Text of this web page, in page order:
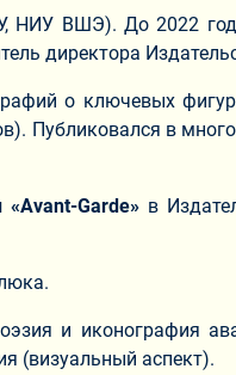
НИУ ВШЭ). До 2022
директора
о ключевых
Публиковался в
«Avant-Garde»в
и иконография
(визуальный аспект).